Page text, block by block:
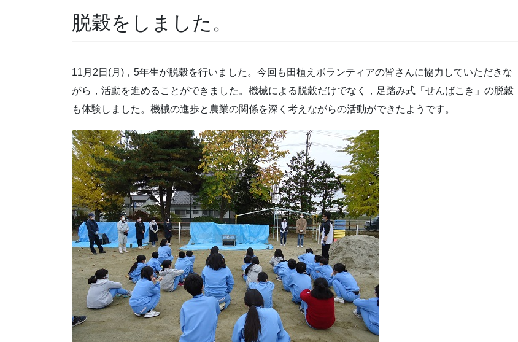
脱穀をしました。
11月2日(月)，5年生が脱穀を行いました。今回も田植えボランティアの皆さんに協力していただきな
がら，活動を進めることができました。機械による脱穀だけでなく，足踏み式「せんばこき」の脱穀
も体験しました。機械の進歩と農業の関係を深く考えながらの活動ができたようです。